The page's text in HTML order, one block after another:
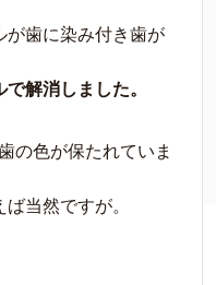
が歯に染み付き歯が
解消しました。
の色が保たれていま
当然ですが。